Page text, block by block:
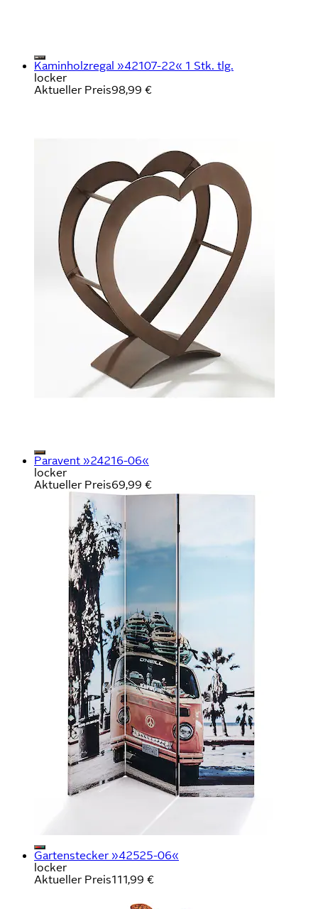
Kaminholzregal »42107-22« 1 Stk. tlg.
locker
Aktueller Preis98,99 €
Paravent »24216-06«
locker
Aktueller Preis69,99 €
Gartenstecker »42525-06«
locker
Aktueller Preis111,99 €